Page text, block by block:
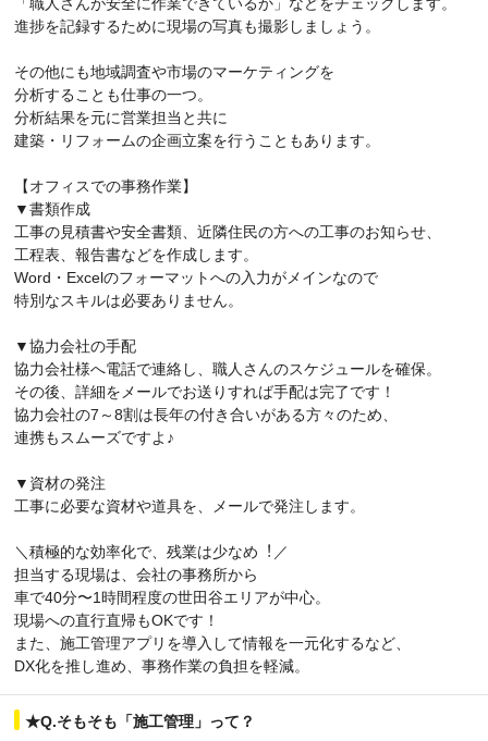
進捗を記録するために現場の写真も撮影しましょう。
その他にも地域調査や市場のマーケティングを
分析することも仕事の一つ。
分析結果を元に営業担当と共に
建築・リフォームの企画立案を行うこともあります。
【オフィスでの事務作業】
▼書類作成
工事の見積書や安全書類、近隣住民の方への工事のお知らせ、
工程表、報告書などを作成します。
Word・Excelのフォーマットへの入力がメインなので
特別なスキルは必要ありません。
▼協⼒会社の⼿配
協力会社様へ電話で連絡し、職人さんのスケジュールを確保。
その後、詳細をメールでお送りすれば手配は完了です！
協⼒会社の7～8割は長年の付き合いがある方々のため、
連携もスムーズですよ♪
▼資材の発注
⼯事に必要な資材や道具を、メールで発注します。
＼積極的な効率化で、残業は少なめ︕／
担当する現場は、会社の事務所から
車で40分〜1時間程度の世田谷エリアが中心。
現場への直行直帰もOKです！
また、施工管理アプリを導入して情報を一元化するなど、
DX化を推し進め、事務作業の負担を軽減。
★Q.そもそも「施工管理」って？